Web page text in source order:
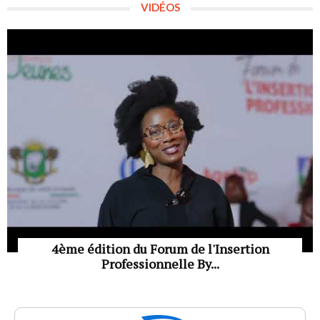
VIDÉOS
4ème édition du Forum de l'Insertion
Professionnelle By...